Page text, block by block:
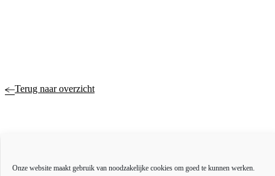
Onze website maakt gebruik van noodzakelijke cookies om goed te kunnen werken.
Terug naar overzicht
Over ons